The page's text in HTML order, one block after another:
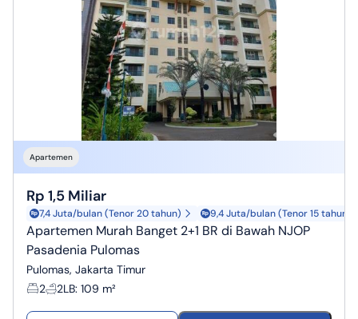
Apartemen
Rp 1,5 Miliar
7,4 Juta/bulan (Tenor 20 tahun) 9,4 Juta/bulan (Tenor 15 tahun)
Apartemen Murah Banget 2+1 BR di Bawah NJOP
Pasadenia Pulomas
Pulomas, Jakarta Timur
2
2LB: 109 m²